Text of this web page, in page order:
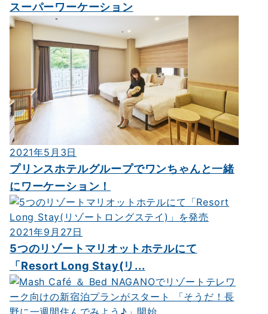
スーパーワーケーション
2021年5月3日
プリンスホテルグループでワンちゃんと一緒
にワーケーション！
2021年9月27日
5つのリゾートマリオットホテルにて
「Resort Long Stay(リ...